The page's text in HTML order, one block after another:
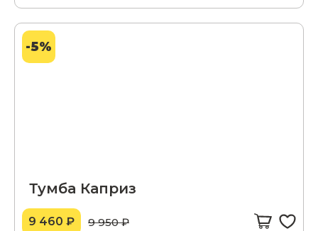
-5%
Тумба Каприз
9 460 ₽ 9 950 ₽